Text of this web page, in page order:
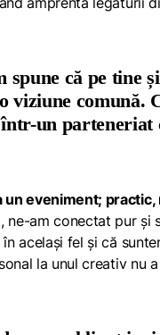
spune că pe tine
viziune comună.
un parteneriat
un eveniment;
ne-am conectat pur și
același fel și că
la unul creativ nu